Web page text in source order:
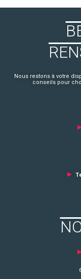
Nous restons à votre
conseils pour
►